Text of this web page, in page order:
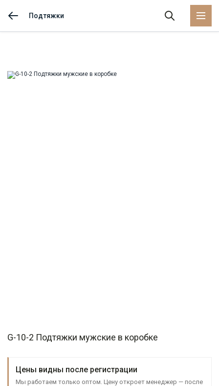
Подтяжки
G-10-2 Подтяжки мужские в коробке
Цены видны после регистрации
Мы работаем только оптом. Цену откроет менеджер — после